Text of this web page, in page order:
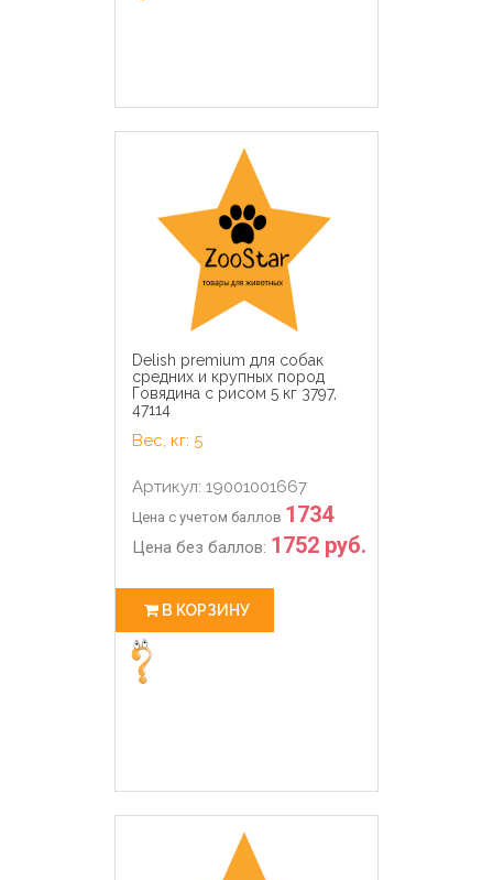
Delish premium для собак
средних и крупных пород
Говядина с рисом 5 кг 3797,
47114
Вес, кг: 5
Артикул: 19001001667
Цена с учетом баллов 1734
Цена без баллов: 1752 руб.
В КОРЗИНУ